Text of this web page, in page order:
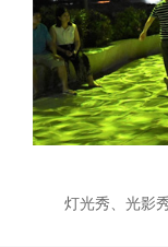
灯光秀、光影